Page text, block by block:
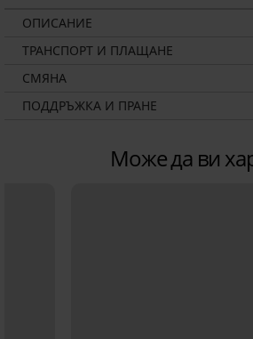
ОПИСАНИЕ
ТРАНСПОРТ И ПЛАЩАНЕ
СМЯНА
ПОДДРЪЖКА И ПРАНЕ
Може да ви